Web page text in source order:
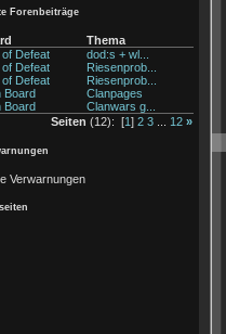
Forenbeiträge
Thema
of Defeat
dod:s + wl...
of Defeat
Riesenprob...
of Defeat
Riesenprob...
Board
Clanpages
Board
Clanwars g...
Seiten (12): [1 ] 2 3... 12 »
Verwarnungen